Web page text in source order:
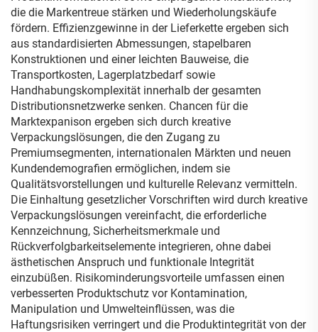
die die Markentreue stärken und Wiederholungskäufe
fördern. Effizienzgewinne in der Lieferkette ergeben sich
aus standardisierten Abmessungen, stapelbaren
Konstruktionen und einer leichten Bauweise, die
Transportkosten, Lagerplatzbedarf sowie
Handhabungskomplexität innerhalb der gesamten
Distributionsnetzwerke senken. Chancen für die
Marktexpanison ergeben sich durch kreative
Verpackungslösungen, die den Zugang zu
Premiumsegmenten, internationalen Märkten und neuen
Kundendemografien ermöglichen, indem sie
Qualitätsvorstellungen und kulturelle Relevanz vermitteln.
Die Einhaltung gesetzlicher Vorschriften wird durch kreative
Verpackungslösungen vereinfacht, die erforderliche
Kennzeichnung, Sicherheitsmerkmale und
Rückverfolgbarkeitselemente integrieren, ohne dabei
ästhetischen Anspruch und funktionale Integrität
einzubüßen. Risikominderungsvorteile umfassen einen
verbesserten Produktschutz vor Kontamination,
Manipulation und Umwelteinflüssen, was die
Haftungsrisiken verringert und die Produktintegrität von der